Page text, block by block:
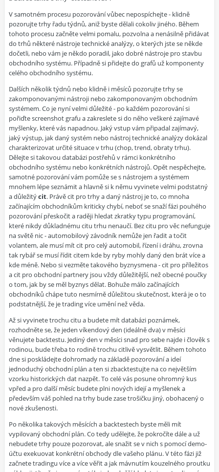
V samotném procesu pozorování vůbec nepospíchejte - klidně
pozorujte trhy řadu týdnů, aniž byste dělali cokoliv jiného. Během
tohoto procesu začněte velmi pomalu, pozvolna a nenásilně přidávat
do trhů některé nástroje technické analýzy, o kterých jste se někde
dočetli, nebo vám je někdo poradil, jako dobré nástroje pro stavbu
obchodního systému. Případně si přidejte do grafů už komponenty
celého obchodního systému.
Dalších několik týdnů nebo klidně i měsíců pozorujte trhy se
zakomponovanými nástroji nebo zakomponovaným obchodním
systémem. Co je nyní velmi důležité - po každém pozorování si
pořiďte screenshot grafu a zakreslete si do něho veškeré zajímavé
myšlenky, které vás napadnou. Jaký vstup vám připadal zajímavý,
jaký výstup, jak daný systém nebo nástroj technické analýzy dokázal
charakterizovat určité situace v trhu (chop, trend, obraty trhu).
Dělejte si takovou databázi postřehů v rámci konkrétního
obchodního systému nebo konkrétních nástrojů. Opět nespěchejte,
samotné pozorování vám pomůže se s nástrojem a systémem
mnohem lépe seznámit a hlavně si k němu vyvinete velmi podstatný
a důležitýcit. Právě cit pro trhy a daný nástroj je to, co mnoha
začínajícím obchodníkům kriticky chybí, neboť se snaží fázi pouhého
pozorování přeskočit a raději hledat zkratky typu programování,
které nikdy důkladnému citu trhu nenaučí. Bez citu pro věc nefunguje
na světě nic - automobilový závodník nemůže jen řadit a točit
volantem, ale musí mít cit pro celý automobil, řízení i dráhu, zrovna
tak rybář se musí řídit citem kde by ryby mohly daný den brát více a
kde méně. Nebo si vezměte takového byznysmena - cit pro příležitos
a cit pro obchodní partnery jsou vždy důležitější, než obecné poučky
o tom, jak by se měl byznys dělat. Bohuže málo začínajících
obchodníků chápe tuto nesmírně důležitou skutečnost, která je o to
podstatnější, že je trading více umění než věda.
Až si vyvinete trochu citu a budete mít databázi poznámek,
rozhodněte se, že jeden víkendový den (ideálně dva) v měsíci
věnujete backtestu. Jediný den v měsíci snad pro sebe najde i člověk s
rodinou, bude třeba to rodině trochu citlivě vysvětlit. Během tohoto
dne si poskládejte dohromady na základě pozorování a ideí
jednoduchý obchodní plán a ten si zbacktestujte na co největším
vzorku historických dat nazpět. To celé vás posune ohromný kus
vpřed a pro další měsíc budete plni nových idejí a myšlenek a
především váš pohled na trhy bude zase trošičku jiný, obohacený o
nové zkušenosti.
Po několika takových měsících a backtestech byste měli mít
vypilovaný obchodní plán. Co tedy udělejte, že pokročíte dále a už
nebudete trhy pouze pozorovat, ale snažit se v nich s pomocí demo-
účtu exekuovat konkrétní obchody dle vašeho plánu. V této fázi již
začnete tradingu více a více věřit a jak mávnutím kouzelného proutku